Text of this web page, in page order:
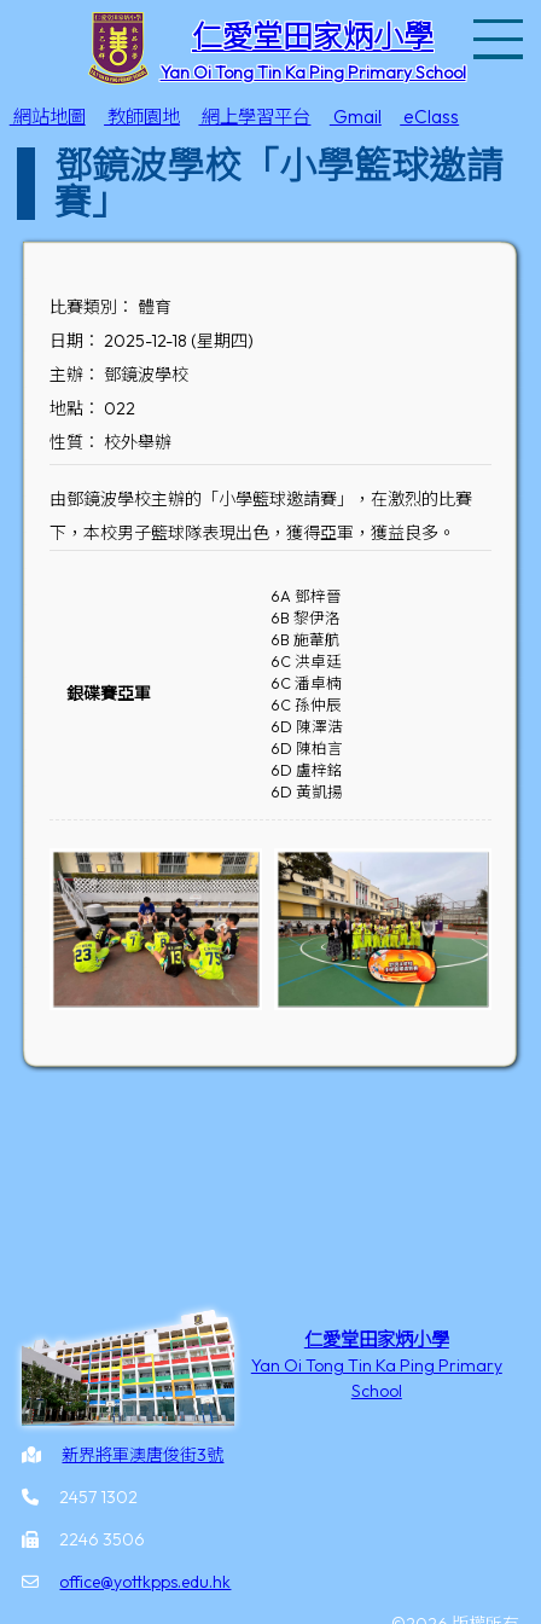
仁愛堂田家炳小學
Yan Oi Tong Tin Ka Ping Primary School
網站地圖 教師園地 網上學習平台 Gmail eClass
鄧鏡波學校「小學籃球邀請
賽」
比賽類別： 體育
日期： 2025-12-18 (星期四)
主辦： 鄧鏡波學校
地點： 022
性質： 校外舉辦
由鄧鏡波學校主辦的「小學籃球邀請賽」，在激烈的比賽
下，本校男子籃球隊表現出色，獲得亞軍，獲益良多。
銀碟賽亞軍
6A 鄧梓晉
6B 黎伊洛
6B 施葦航
6C 洪卓廷
6C 潘卓楠
6C 孫仲辰
6D 陳澤浩
6D 陳柏言
6D 盧梓銘
6D 黃凱揚
仁愛堂田家炳小學
Yan Oi Tong Tin Ka Ping Primary
School
新界將軍澳唐俊街3號
2457 1302
2246 3506
office@yottkpps.edu.hk